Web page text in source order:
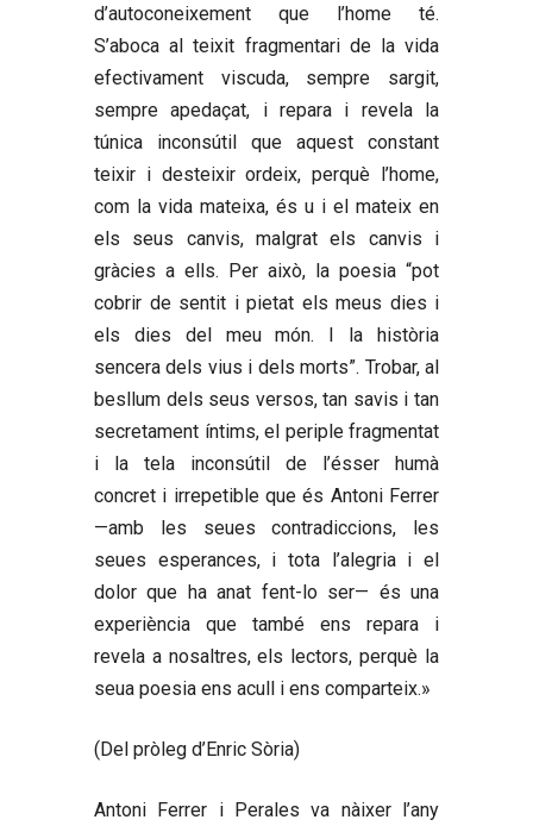
d’autoconeixement que l’home té.
S’aboca al teixit fragmentari de la vida
efectivament viscuda, sempre sargit,
sempre apedaçat, i repara i revela la
túnica inconsútil que aquest constant
teixir i desteixir ordeix, perquè l’home,
com la vida mateixa, és u i el mateix en
els seus canvis, malgrat els canvis i
gràcies a ells. Per això, la poesia “pot
cobrir de sentit i pietat els meus dies i
els dies del meu món. I la història
sencera dels vius i dels morts”. Trobar, al
besllum dels seus versos, tan savis i tan
secretament íntims, el periple fragmentat
i la tela inconsútil de l’ésser humà
concret i irrepetible que és Antoni Ferrer
—amb les seues contradiccions, les
seues esperances, i tota l’alegria i el
dolor que ha anat fent-lo ser— és una
experiència que també ens repara i
revela a nosaltres, els lectors, perquè la
seua poesia ens acull i ens comparteix.»
(Del pròleg d’Enric Sòria)
Antoni Ferrer i Perales va nàixer l’any